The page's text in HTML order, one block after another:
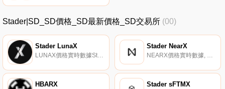
Stader|SD_SD價格_SD最新價格_SD交易所 (00)
Stader LunaX
LUNAX價格實時數據Stader提供了最方便、最安全的方式來最大限度地提高您的賭注回報。
Stader NearX
HBARX Stader sFTMX